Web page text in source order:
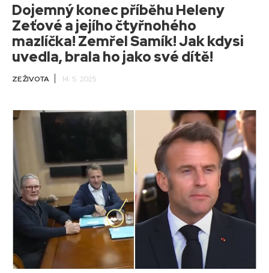
Dojemný konec příběhu Heleny
Zeťové a jejího čtyřnohého
mazlíčka! Zemřel Samík! Jak kdysi
uvedla, brala ho jako své dítě!
ZE ŽIVOTA 14. 5. 2025